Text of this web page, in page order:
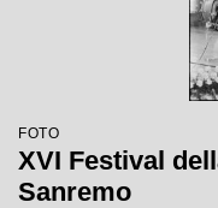
FOTO
XVI Festival
Sanremo